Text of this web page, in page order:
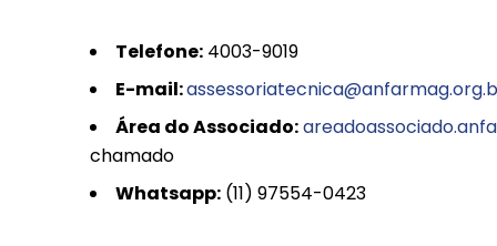
Telefone: 4003-9019
E-mail:
Área do Associado:
chamado
Whatsapp: (11) 97554-0423